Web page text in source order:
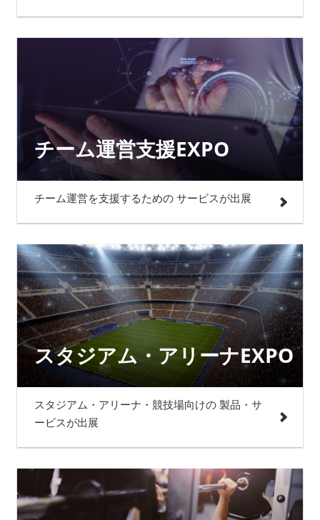
チーム運営支援EXPO
チーム運営を支援するための サービスが出展
スタジアム・アリーナEXPO
スタジアム・アリーナ・競技場向けの 製品・サ
ービスが出展